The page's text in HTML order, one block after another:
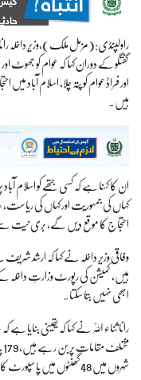
راولپنڈی:(مزمل ملک),وزیرِ داخلہ
گفتگو کے دوران کہا کہ عوام کو جھوٹ
اور فراڈ عوام کو پتہ چلا، اسلام آباد
ہیں۔
ان کا کہنا ہے کہ کسی جتھے کو اسلام
کہاں کی جمہوریت اور کہاں کی
احتجاج کا موقع دیں گے، بری نیت
وفاقی وزیرِ داخلہ نے کہا کہ ارشد
ہیں، کمیشن کی رپورٹ وزارتِ داخلہ
ابھی نہیں بتا سکتا۔